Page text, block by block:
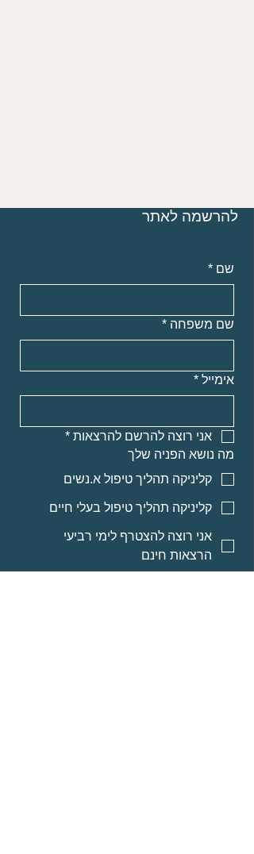
להרשמה לאתר
שם *
שם משפחה *
אימייל *
אני רוצה להרשם להרצאות *
מה נושא הפניה שלך
קליניקה תהליך טיפול א.נשים
קליניקה תהליך טיפול בעלי חיים
אני רוצה להצטרף לימי רביעי
הרצאות חינם